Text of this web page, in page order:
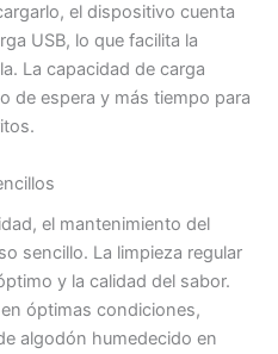
el dispositivo cuenta
USB, lo que facilita la
La capacidad de carga
de espera y más tiempo para
el mantenimiento del
sencillo. La limpieza regular
y la calidad del sabor.
óptimas condiciones,
algodón humedecido en